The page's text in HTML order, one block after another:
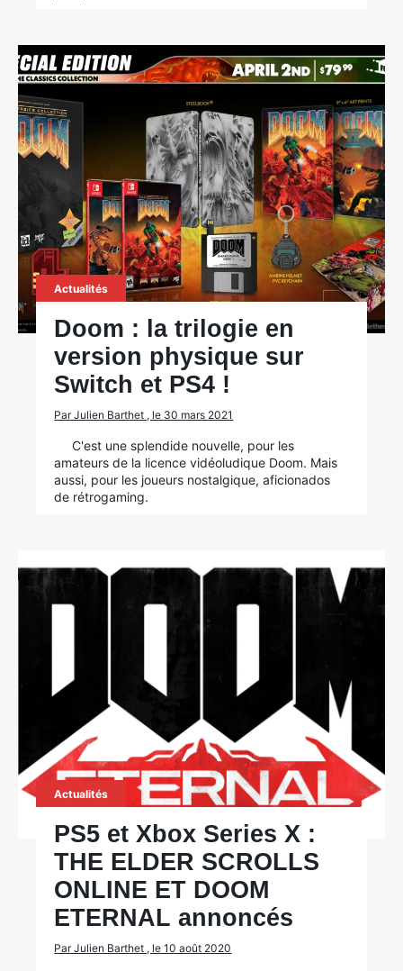
Actualités
Doom : la trilogie en
version physique sur
Switch et PS4 !
Par Julien Barthet , le 30 mars 2021
C'est une splendide nouvelle, pour les
amateurs de la licence vidéoludique Doom. Mais
aussi, pour les joueurs nostalgique, aficionados
de rétrogaming.
Actualités
PS5 et Xbox Series X :
THE ELDER SCROLLS
ONLINE ET DOOM
ETERNAL annoncés
Par Julien Barthet , le 10 août 2020